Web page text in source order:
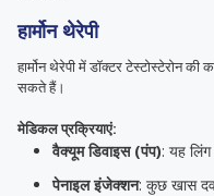
हार्मोन थेरेपी
हार्मोन थेरेपी में डॉक्टर टेस्टोस्टेरोन
सकते हैं।
मेडिकल प्रक्रियाएं:
वैक्यूम डिवाइस (पंप): यह
पेनाइल इंजेक्शन: कुछ खास